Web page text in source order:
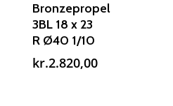
Bronzepropel
3BL 18 x 23
R Ø40 1/10
kr.2.820,00